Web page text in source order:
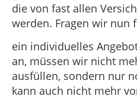
die von fast allen
werden. Fragen wir nun
ein individuelles
an, müssen wir nicht
ausfüllen, sondern nur
kann auch nicht mehr